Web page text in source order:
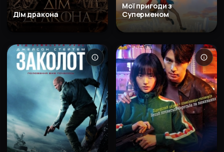
Дім дракона
Мої пригоди з
Суперменом